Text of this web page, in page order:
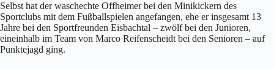
Selbst hat der waschechte Offheimer bei den Minikickern des
Sportclubs mit dem Fußballspielen angefangen, ehe er insgesamt 13
Jahre bei den Sportfreunden Eisbachtal – zwölf bei den Junioren,
eineinhalb im Team von Marco Reifenscheidt bei den Senioren – auf
Punktejagd ging.